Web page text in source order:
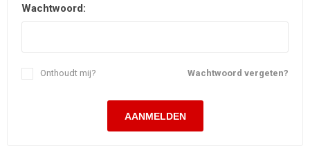
Wachtwoord:
Wachtwoord vergeten?
Onthoudt mij?